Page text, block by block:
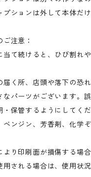
プションは外して本体だ
注意：
当て続けると、ひび割れ
届く所、店頭や落下の恐
なパーツがございます。
・保管するようにしてくだ
ベンジン、芳香剤、化学
より印刷面が損傷する場合
用される場合は、使用状